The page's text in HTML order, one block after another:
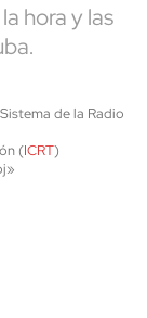
hora y las
de la Radio
(ICRT)